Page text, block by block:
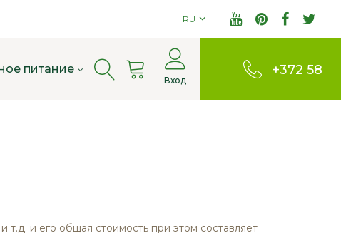
RU
питание Cart
Вход
+372 58
т.д. и его общая стоимость при этом составляет